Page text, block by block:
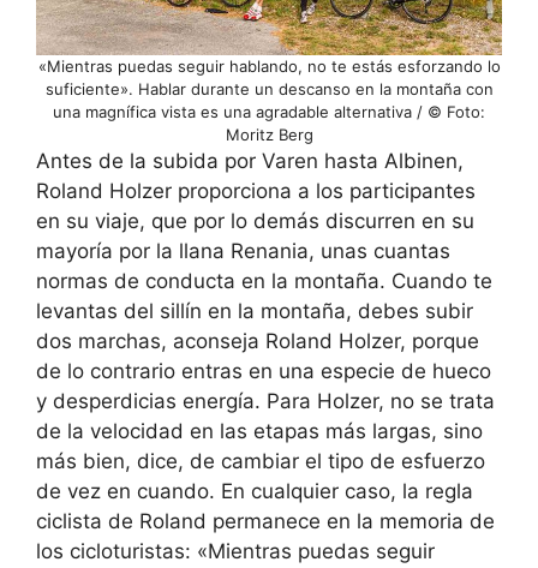
«Mientras puedas seguir hablando, no te estás esforzando lo
suficiente». Hablar durante un descanso en la montaña con
una magnífica vista es una agradable alternativa / © Foto:
Moritz Berg
Antes de la subida por Varen hasta Albinen,
Roland Holzer proporciona a los participantes
en su viaje, que por lo demás discurren en su
mayoría por la llana Renania, unas cuantas
normas de conducta en la montaña. Cuando te
levantas del sillín en la montaña, debes subir
dos marchas, aconseja Roland Holzer, porque
de lo contrario entras en una especie de hueco
y desperdicias energía. Para Holzer, no se trata
de la velocidad en las etapas más largas, sino
más bien, dice, de cambiar el tipo de esfuerzo
de vez en cuando. En cualquier caso, la regla
ciclista de Roland permanece en la memoria de
los cicloturistas: «Mientras puedas seguir